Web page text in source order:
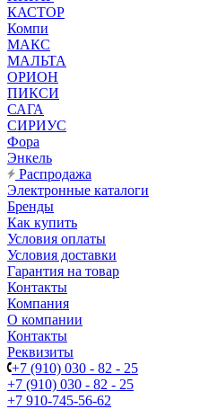
КАСТОР
Компи
МАКС
МАЛЬТА
ОРИОН
ПИКСИ
САГА
СИРИУС
Фора
Энкель
Распродажа
Электронные каталоги
Бренды
Как купить
Условия оплаты
Условия доставки
Гарантия на товар
Контакты
Компания
О компании
Контакты
Реквизиты
+7 (910) 030 - 82 - 25
+7 (910) 030 - 82 - 25
+7 910-745-56-62